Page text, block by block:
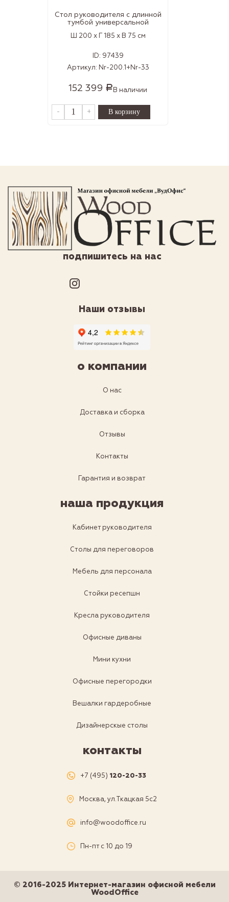
Стол руководителя с длинной
тумбой универсальной
Ш 200 x Г 185 x В 75 см
ID: 97439
Артикул: Nr-200.1+Nr-33
152 399 Р В наличии
- +
подпишитесь на нас
Наши отзывы
о компании
О нас
Доставка и сборка
Отзывы
Контакты
Гарантия и возврат
наша продукция
Кабинет руководителя
Столы для переговоров
Мебель для персонала
Стойки ресепшн
Кресла руководителя
Офисные диваны
Мини кухни
Офисные перегородки
Вешалки гардеробные
Дизайнерскые столы
контакты
+7 (495) 120-20-33
Москва, ул.Ткацкая 5с2
info@woodoffice.ru
Пн-пт с 10 до 19
© 2016-2025 Интернет-магазин офисной мебели
WoodOffice